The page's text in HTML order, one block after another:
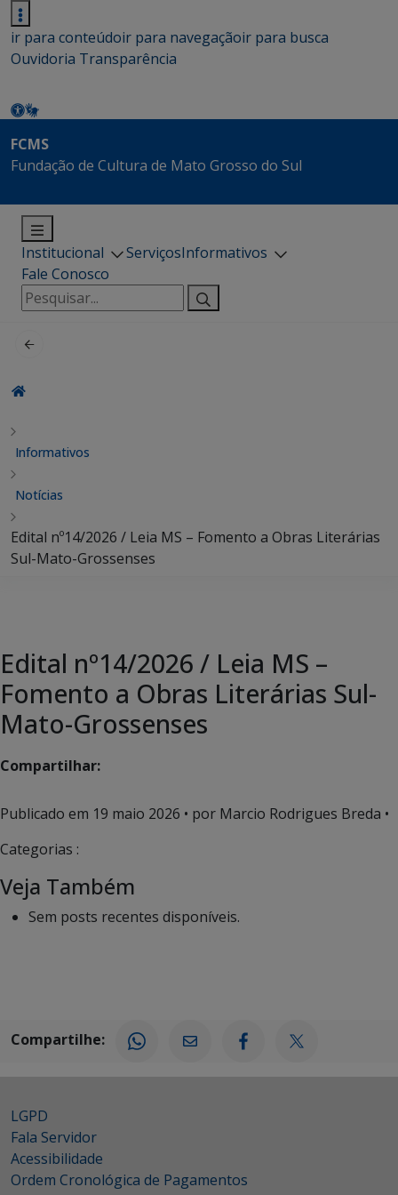
ir para conteúdoir para navegaçãoir para busca
Ouvidoria Transparência
FCMS
Fundação de Cultura de Mato Grosso do Sul
Institucional ServiçosInformativos
Fale Conosco
Pesquisar
por:
Informativos
Notícias
Edital nº14/2026 / Leia MS – Fomento a Obras Literárias
Sul-Mato-Grossenses
Edital nº14/2026 / Leia MS –
Fomento a Obras Literárias Sul-
Mato-Grossenses
Compartilhar:
Publicado em 19 maio 2026 • por Marcio Rodrigues Breda •
Categorias :
Veja Também
Sem posts recentes disponíveis.
Compartilhe:
LGPD
Fala Servidor
Acessibilidade
Ordem Cronológica de Pagamentos